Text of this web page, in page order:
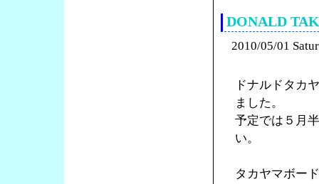
DONALD
2010/05/01
ドナルドタカ
ました。
予定では５月
い。
タカヤマボー